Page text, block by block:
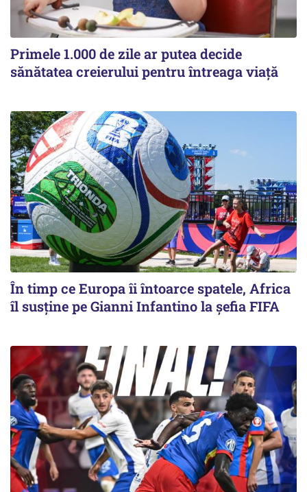
Primele 1.000 de zile ar putea decide
sănătatea creierului pentru întreaga viață
În timp ce Europa îi întoarce spatele, Africa
îl susține pe Gianni Infantino la șefia FIFA